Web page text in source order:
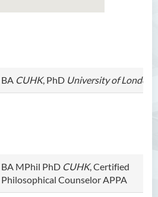
BA CUHK, PhD University of London
BA MPhil PhD CUHK, Certified
Philosophical Counselor APPA
英冠球博士
王淑雯博士